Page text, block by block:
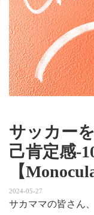
サッカー
己肯定感-
【
2024-05-27
サカママの皆さん